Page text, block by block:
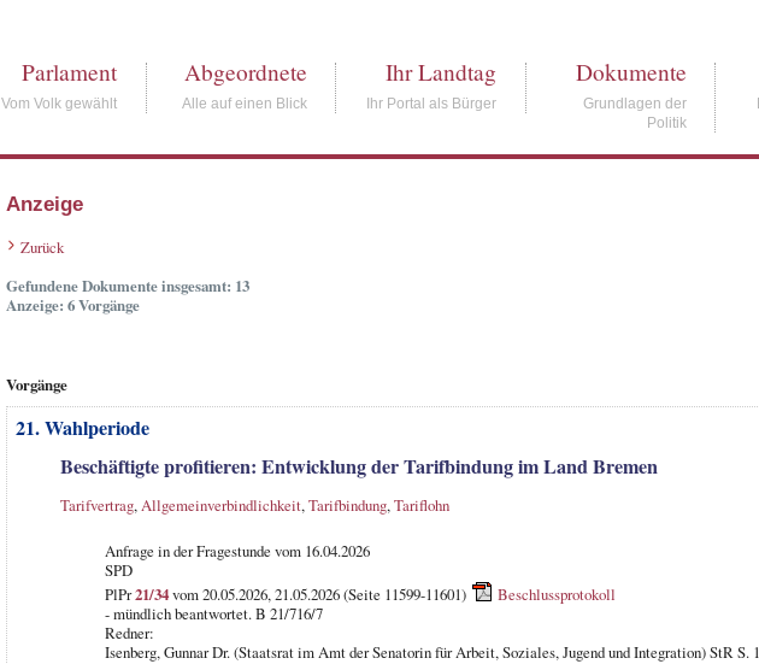
Parlament
Vom Volk gewählt
Abgeordnete
Alle auf einen Blick
Ihr Landtag
Ihr Portal als Bürger
Dokumente
Grundlagen der
Politik
Anzeige
Zurück
Gefundene Dokumente insgesamt: 13
Anzeige: 6 Vorgänge
Vorgänge
21. Wahlperiode
Beschäftigte profitieren: Entwicklung der Tarifbindung im Land Bremen
Tarifvertrag,Allgemeinverbindlichkeit,Tarifbindung,Tariflohn
Anfrage in der Fragestundevom 16.04.2026
SPD
PlPr21/34vom 20.05.2026, 21.05.2026 (Seite 11599-11601)
Beschlussprotokoll
- mündlich beantwortet. B 21/716/7
Redner:
Isenberg, Gunnar Dr. (Staatsrat im Amt der Senatorin für Arbeit, Soziales, Jugend und Integration) StR S.